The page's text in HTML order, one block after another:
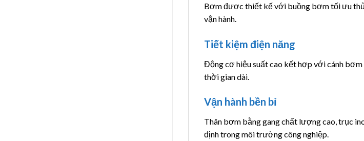
Bơm được thiết kế với buồng bơm tối ưu
vận hành.
Tiết kiệm điện năng
Động cơ hiệu suất cao kết hợp với cánh bơm
thời gian dài.
Vận hành bền bỉ
Thân bơm bằng gang chất lượng cao, trục
định trong môi trường công nghiệp.